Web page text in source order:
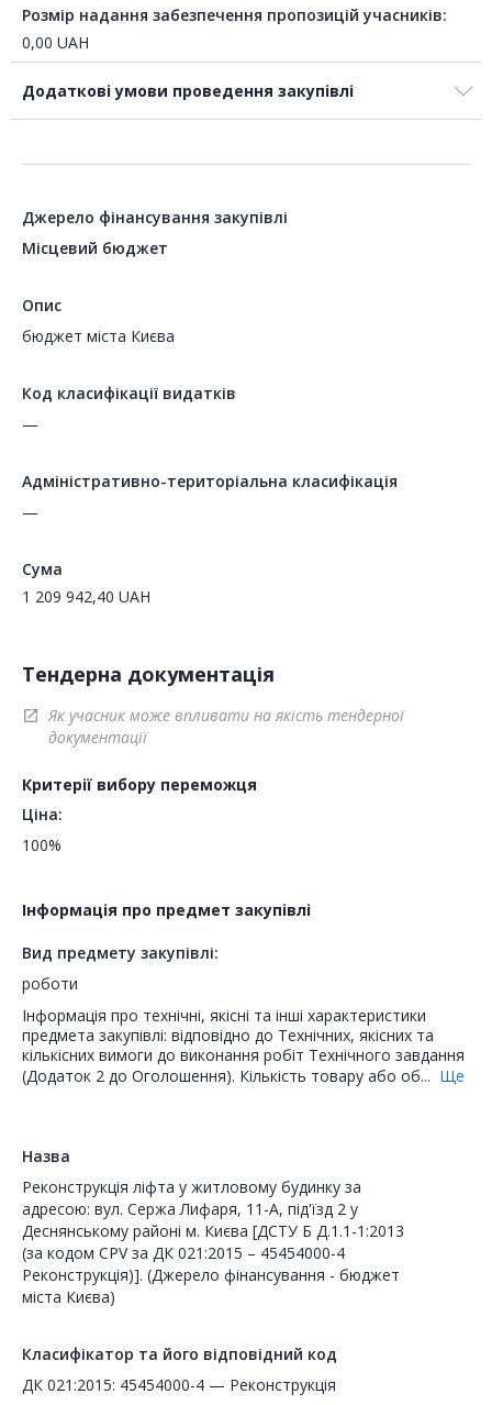
Розмір надання забезпечення пропозицій учасників:
0,00 UAH
Додаткові умови проведення закупівлі
Джерело фінансування закупівлі
Місцевий бюджет
Опис
бюджет міста Києва
Код класифікації видатків
—
Адміністративно-територіальна класифікація
—
Сума
1 209 942,40 UAH
Тендерна документація
open_in_new
Як учасник може впливати на якість тендерної
документації
Критерії вибору переможця
Ціна:
100%
Інформація про предмет закупівлі
Вид предмету закупівлі:
роботи
Інформація про технічні, якісні та інші характеристики
предмета закупівлі: відповідно до Технічних, якісних та
кількісних вимоги до виконання робіт Технічного завдання
(Додаток 2 до Оголошення). Кількість товару або об... Ще
Назва
Реконструкція ліфта у житловому будинку за
адресою: вул. Сержа Лифаря, 11-А, під'їзд 2 у
Деснянському районі м. Києва [ДСТУ Б Д.1.1-1:2013
(за кодом CPV за ДК 021:2015 – 45454000-4
Реконструкція)]. (Джерело фінансування - бюджет
міста Києва)
Класифікатор та його відповідний код
ДК 021:2015: 45454000-4 — Реконструкція